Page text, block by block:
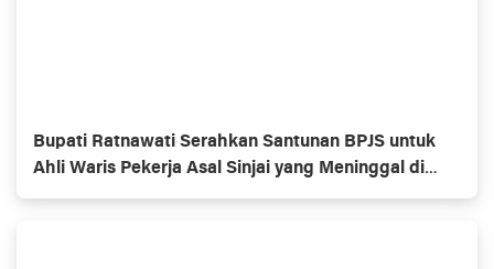
Bupati Ratnawati Serahkan Santunan BPJS untuk
Ahli Waris Pekerja Asal Sinjai yang Meninggal di
Morowali